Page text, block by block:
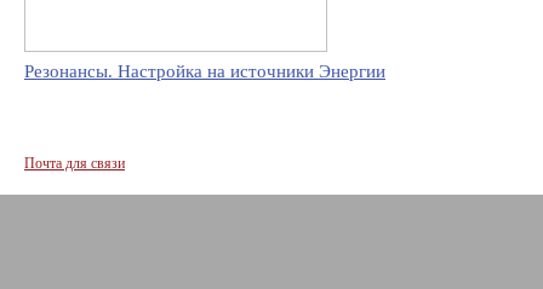
Резонансы. Настройка на источники Энергии
Почта для связи